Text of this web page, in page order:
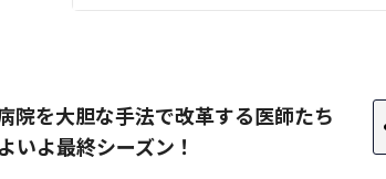
院を大胆な手法で改革する医師たち
いよ最終シーズン！